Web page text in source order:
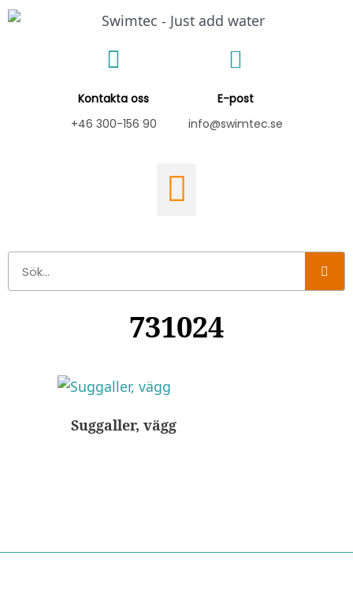
Hoppa
Kontakta oss
+46 300-156 90
E-post
info@swimtec.se
731024
Suggaller, vägg